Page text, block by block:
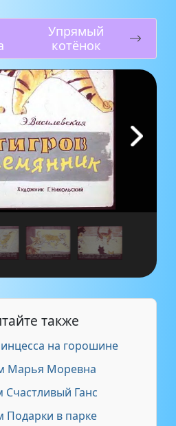
Упрямый
котёнок
также
на горошине
Марья Моревна
Ганс
в парке